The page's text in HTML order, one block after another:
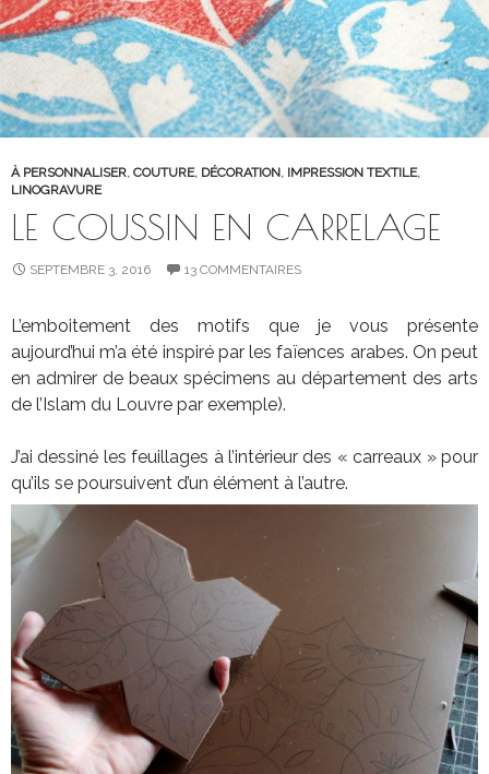
À PERSONNALISER, COUTURE, DÉCORATION, IMPRESSION TEXTILE,
LINOGRAVURE
LE COUSSIN EN CARRELAGE
SEPTEMBRE 3, 2016 13 COMMENTAIRES
L’emboitement des motifs que je vous présente
aujourd’hui m’a été inspiré par les faïences arabes. On peut
en admirer de beaux spécimens au département des arts
de l’Islam du Louvre par exemple).
J’ai dessiné les feuillages à l’intérieur des « carreaux » pour
qu’ils se poursuivent d’un élément à l’autre.